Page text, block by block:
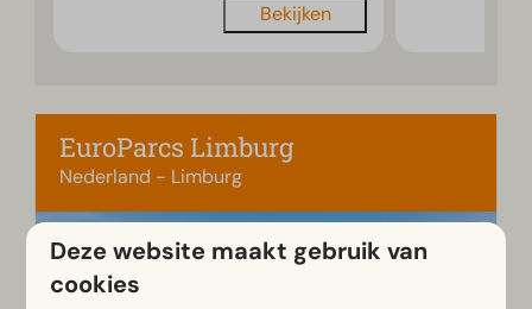
Bekijken
EuroParcs Limburg
Nederland - Limburg
Deze website maakt gebruik van
cookies